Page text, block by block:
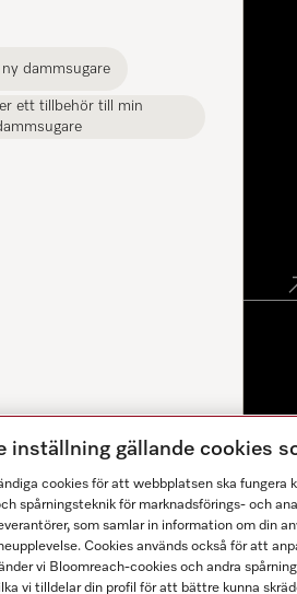
ny dammsugare
ett tillbehör till min
Center
Center Stockholm
Center Göteborg
inställning gällande cookies
cookies för att webbplatsen ska
spårningsteknik för marknadsförings- och
som samlar in information om din
Cookies används också för att
vi Bloomreach-cookies och andra
vi tilldelar din profil för att bättre kunna